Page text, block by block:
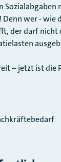
Sozialabgaben
wer - wie
der darf nicht
– jetzt ist die